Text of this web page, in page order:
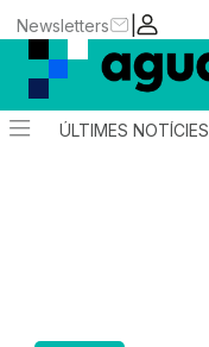
|
Newsletters
ÚLTIMES NOTÍCIES